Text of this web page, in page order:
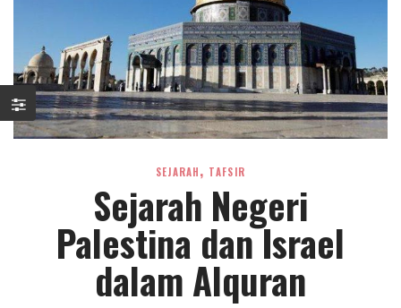
SEJARAH, TAFSIR
Sejarah Negeri
Palestina dan Israel
dalam Alquran